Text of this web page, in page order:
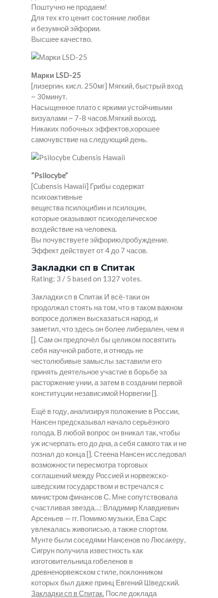
Поштучно не продаем!
Для тех кто ценит состояние любви
и безумной эйфории.
Высшее качество.
Марки LSD-25
[лизергин. кисл. 250мг] Мягкий, быстрый вход
~ 30минут.
Насыщенное плато c яркими устойчивыми
визуалами ~ 7-8 часов.Мягкий выход.
Никаких побочных эффектов,хорошее
самочувствие на следующий день.
“Psilocybe”
[Cubensis Hawaii] Грибы содержат
психоактивные
вещества псилоцибин и псилоцин,
которые оказывают психоделическое
воздействие на человека.
Вы почувствуете эйфорию,пробуждение.
Эффект действует от 4 до 7 часов.
Закладки сп в Спитак
Rating: 3 / 5 based on 1327 votes.
Закладки сп в Спитак И всё-таки он
продолжал стоять на том, что в таком важном
вопросе должен высказаться народ, и
заметил, что здесь он более либерален, чем я
[]. Сам он предпочёл бы целиком посвятить
себя научной работе, и отнюдь не
честолюбивые замыслы заставили его
принять деятельное участие в борьбе за
расторжение унии, а затем в создании первой
конституции независимой Норвегии [].
Ещё в году, анализируя положение в России,
Нансен предсказывал начало серьёзного
голода. В любой вопрос он вникал так, чтобы
уж исчерпать его до дна, а себя самого так и не
познал до конца []. Стеена Нансен исследовал
возможности пересмотра торговых
соглашений между Россией и норвежско-
шведским государством и встречался с
министром финансов С. Мне сопутствовала
счастливая звезда…: Владимир Клавдиевич
Арсеньев — гг. Помимо музыки, Ева Сарс
увлекалась живописью, а также спортом.
Мунте были соседями Нансенов по Люсакеру,
Сигрун получила известность как
изготовительница гобеленов в
древненорвежском стиле, поклонником
которых был даже принц Евгений Шведский.
Закладки сп в Спитак. После доклада